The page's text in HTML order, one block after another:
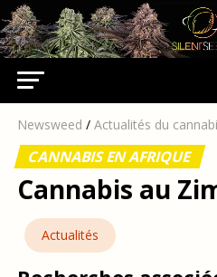
Newsweed / Actualités du
CANNABIS EN AFRIQUE
Cannabis au
Actualités